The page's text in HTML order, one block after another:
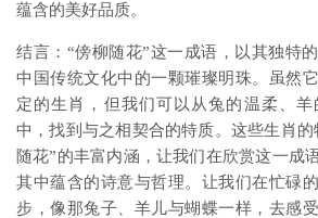
蕴含的美好品质。
结言：“傍柳随花”这一成语，以其独特
中国传统文化中的一颗璀璨明珠。虽然
定的生肖，但我们可以从兔的温柔、
中，找到与之相契合的特质。这些生肖
随花”的丰富内涵，让我们在欣赏这一成
其中蕴含的诗意与哲理。让我们在忙碌
步，像那兔子、羊儿与蝴蝶一样，去感